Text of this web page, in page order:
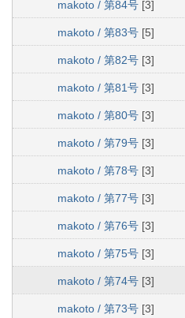
makoto / 第84号 [3]
makoto / 第83号 [5]
makoto / 第82号 [3]
makoto / 第81号 [3]
makoto / 第80号 [3]
makoto / 第79号 [3]
makoto / 第78号 [3]
makoto / 第77号 [3]
makoto / 第76号 [3]
makoto / 第75号 [3]
makoto / 第74号 [3]
makoto / 第73号 [3]